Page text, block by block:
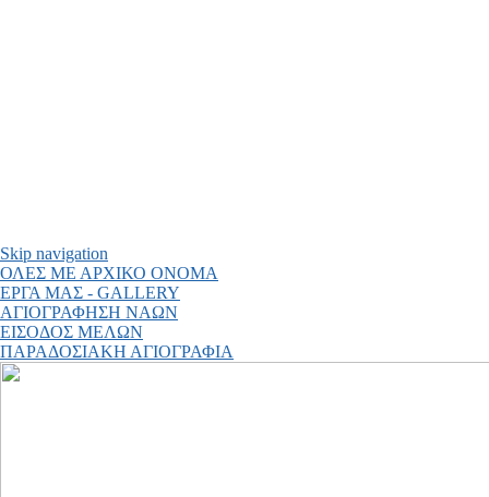
Skip navigation
ΟΛΕΣ ΜΕ ΑΡΧΙΚΟ ΟΝΟΜΑ
ΕΡΓΑ ΜΑΣ - GALLERY
ΑΓΙΟΓΡΑΦΗΣΗ ΝΑΩΝ
ΕΙΣΟΔΟΣ ΜΕΛΩΝ
ΠΑΡΑΔΟΣΙΑΚΗ ΑΓΙΟΓΡΑΦΙΑ